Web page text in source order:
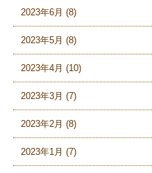
2023年6月 (8)
2023年5月 (8)
2023年4月 (10)
2023年3月 (7)
2023年2月 (8)
2023年1月 (7)